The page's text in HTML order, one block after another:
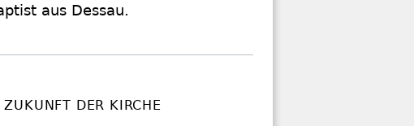
aus Dessau.
DER KIRCHE